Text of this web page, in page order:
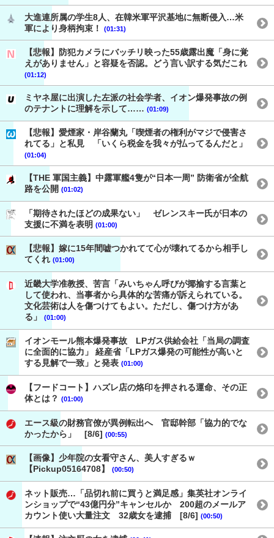
大進連所属の学生8人、在韓米軍平沢基地に無断侵入…米
軍により身柄拘束！
(01:31)
【悲報】防犯カメラにバッチリ映った55歳露出魔「身に覚
えがありません」と容疑を否認。どう言い訳する気だこれ
(01:12)
ミヤネ屋に出演した左派の社会学者、イオン爆発事故の例
のテナントに理解を示して…… (01:09)
【悲報】愛煙家・岸谷蘭丸「喫煙者の権利がマジで侵害さ
れてる」と私見 「いくら税金を我々が払ってるんだと」
(01:04)
【THE 軍国主義】中露軍艦4隻が“日本一周” 防衛省が全航
路を公開 (01:02)
「期待されたほどの成果ない」 ゼレンスキー氏が日本の
支援に不満を表明 (01:00)
【悲報】嫁に15年間嘘つかれてて心が壊れてるから相手し
てくれ (01:00)
近畿大学准教授、苦言「みいちゃん呼びが揶揄する言葉と
して使われ、当事者から具体的な苦痛が訴えられている。
文化芸術は人を傷つけてもよい。ただし、傷つけ方があ
る」
(01:00)
イオンモール熊本爆発事故 LPガス供給会社「当局の調査
に全面的に協力」 経産省「LPガス爆発の可能性が高いと
する見解で一致」と発表 (01:00)
【フードコート】ハズレ店の烙印を押される運命、その正
体とは？ (01:00)
エース級の財務官僚が異例転出へ 官邸幹部「協力的でな
かったから」 [8/6] (00:55)
【画像】少年院の女看守さん、美人すぎるｗ
【Pickup05164708】
(00:50)
ネット販売…「品切れ前に買うと満足感」集英社オンライ
ンショップで“43億円分”キャンセルか 200超のメールア
カウント使い大量注文 32歳女を逮捕 [8/6] (00:50)